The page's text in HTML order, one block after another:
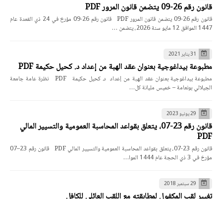
قانون رقم 26-09 يتضمن قانون المرور PDF
قانون رقم 26-09 يتضمن قانون المرور PDF قانون رقم 26-09 مؤرخ في 24 ذي القعدة عام
1447 الموافق 12 مايو سنة 2026، يتضمن …
31 يناير 2021
مطبوعة بيداغوجية بعنوان عقد الهبة من إعداد د. كحيل حكيمة PDF
مطبوعة بيداغوجية بعنوان عقد الهبة من إعداد د. كحيل حكيمة PDF نظرة عامة جامعة
الجيلالي بونعامة – خميس مليانة كل…
29 يونيو 2023
قانون رقم 23-07، يتعلق بقواعد المحاسبة العمومية والتسيير المالي
PDF
قانون رقم 23-07، يتعلق بقواعد المحاسبة العمومية والتسيير المالي PDF قانون رقم 23–07
مؤرخ في 3 ذي الحجة عام 1444 الموا…
29 سبتمبر 2018